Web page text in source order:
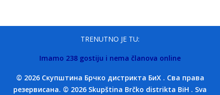
TRENUTNO JE TU:
Imamo 238 gostiju i nema članova online
© 2026 Скупштина Брчко дистрикта БиХ . Сва права
резервисана. © 2026 Skupština Brčko distrikta BiH . Sva